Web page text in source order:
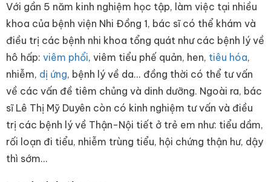
Với gần 5 năm kinh nghiệm học tập, làm việc tại nhiều
khoa của bệnh viện Nhi Đồng 1, bác sĩ có thể khám và
điều trị các bệnh nhi khoa tổng quát như các bệnh lý về
hô hấp: viêm phổi, viêm tiểu phế quản, hen, tiêu hóa,
nhiễm, dị ứng, bệnh lý về da... đồng thời có thể tư vấn
về các vấn đề tiêm chủng và dinh dưỡng. Ngoài ra, bác
sĩ Lê Thị Mỹ Duyên còn có kinh nghiệm tư vấn và điều
trị các bệnh lý về Thận-Nội tiết ở trẻ em như: tiểu dầm,
rối loạn đi tiểu, nhiễm trùng tiểu, hội chứng thận hư, dậy
thì sớm...